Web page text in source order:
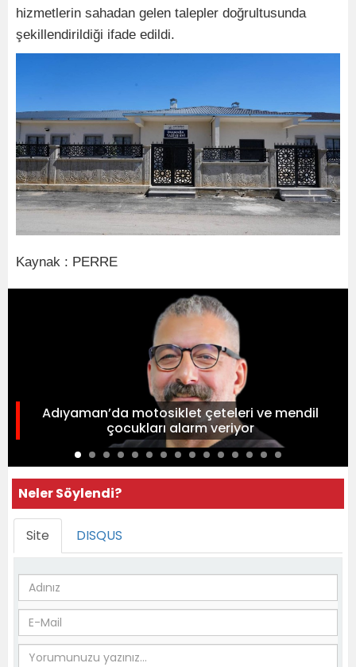
hizmetlerin sahadan gelen talepler doğrultusunda
şekillendirildiği ifade edildi.
Kaynak : PERRE
Adıyaman’da motosiklet çeteleri ve mendil
çocukları alarm veriyor
Neler Söylendi?
Site DISQUS